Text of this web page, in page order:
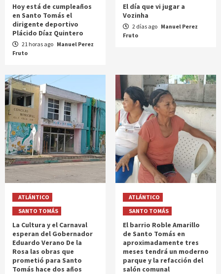
Hoy está de cumpleaños
en Santo Tomás el
dirigente deportivo
Plácido Díaz Quintero
21 horas ago Manuel Perez
Fruto
El día que vi jugar a
Vozinha
2 días ago Manuel Perez
Fruto
ATLÁNTICO
SANTO TOMÁS
La Cultura y el Carnaval
esperan del Gobernador
Eduardo Verano De la
Rosa las obras que
prometió para Santo
Tomás hace dos años
ATLÁNTICO
SANTO TOMÁS
El barrio Roble Amarillo
de Santo Tomás en
aproximadamente tres
meses tendrá un moderno
parque y la refacción del
salón comunal